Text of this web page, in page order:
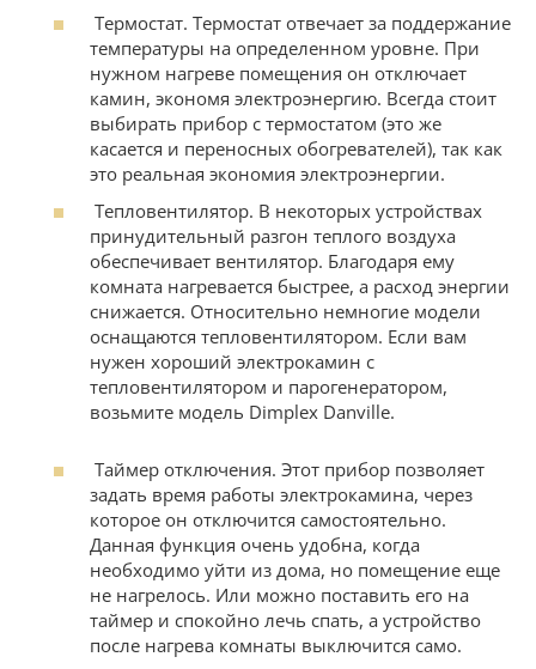
Термостат. Термостат отвечает за поддержание
температуры на определенном уровне. При
нужном нагреве помещения он отключает
камин, экономя электроэнергию. Всегда стоит
выбирать прибор с термостатом (это же
касается и переносных обогревателей), так как
это реальная экономия электроэнергии.
Тепловентилятор. В некоторых устройствах
принудительный разгон теплого воздуха
обеспечивает вентилятор. Благодаря ему
комната нагревается быстрее, а расход энергии
снижается. Относительно немногие модели
оснащаются тепловентилятором. Если вам
нужен хороший электрокамин с
тепловентилятором и парогенератором,
возьмите модель Dimplex Danville.
Таймер отключения. Этот прибор позволяет
задать время работы электрокамина, через
которое он отключится самостоятельно.
Данная функция очень удобна, когда
необходимо уйти из дома, но помещение еще
не нагрелось. Или можно поставить его на
таймер и спокойно лечь спать, а устройство
после нагрева комнаты выключится само.